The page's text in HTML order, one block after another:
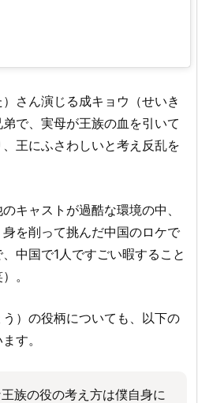
さん演じる成キョウ（せいき
で、実母が王族の血を引いて
王にふさわしいと考え反乱を
キャストが過酷な環境の中、
を削って挑んだ中国のロケで
中国で1人ですごい暇すること
。
）の役柄についても、以下の
す。
族の役の考え方は僕自身に